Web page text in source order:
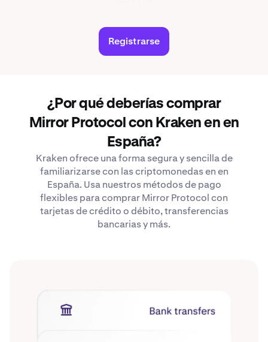
Registrarse
¿Por qué deberías comprar
Mirror Protocol con Kraken en en
España?
Kraken ofrece una forma segura y sencilla de
familiarizarse con las criptomonedas en en
España. Usa nuestros métodos de pago
flexibles para comprar Mirror Protocol con
tarjetas de crédito o débito, transferencias
bancarias y más.